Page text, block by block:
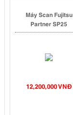
Máy Scan Fujitsu
Partner SP25
12,200,000 VNĐ